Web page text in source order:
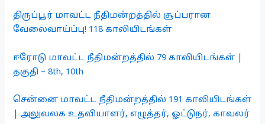
திருப்பூர் மாவட்ட நீதிமன்றத்தில் சூப்பரான
வேலைவாய்ப்பு! 118 காலியிடங்கள்
ஈரோடு மாவட்ட நீதிமன்றத்தில் 79 காலியிடங்கள் |
தகுதி – 8th, 10th
சென்னை மாவட்ட நீதிமன்றத்தில் 191 காலியிடங்கள்
| அலுவலக உதவியாளர், எழுத்தர், ஓட்டுநர், காவலர்